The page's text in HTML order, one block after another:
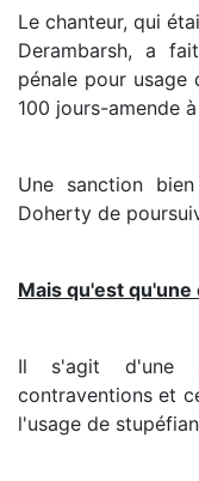
Le chanteur, qui
Derambarsh, a
pénale pour
100 jours-amende
Une sanction
Doherty de
Mais qu'est
Il s'agit d'une
contraventions et
l'usage de